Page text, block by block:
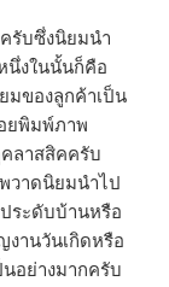
รับซึ่งนิยมนำ
นึ่งในนั้นก็คือ
มของลูกค้าเป็น
ยพิมพ์ภาพ
ลาสสิคครับ
วาดนิยมนำไป
ระดับบ้านหรือ
านวันเกิดหรือ
อย่างมากครับ